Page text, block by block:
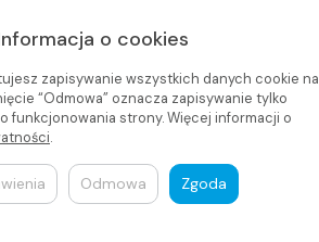
o cookies
zapisywanie wszystkich danych cookie na
“Odmowa” oznacza zapisywanie tylko
funkcjonowania strony. Więcej informacji o
.
Odmowa Zgoda